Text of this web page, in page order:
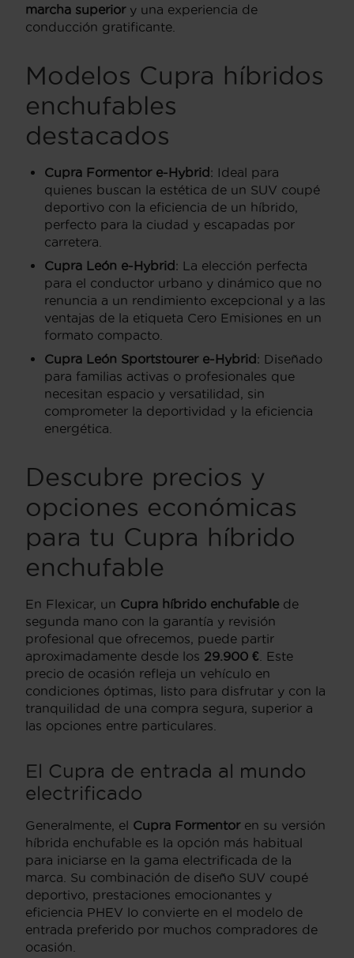
marcha superiory una experiencia de
conducción gratificante.
Modelos Cupra híbridos
enchufables
destacados
Cupra Formentor e-Hybrid : Ideal para
quienes buscan la estética de un SUV coupé
deportivo con la eficiencia de un híbrido,
perfecto para la ciudad y escapadas por
carretera.
Cupra León e-Hybrid : La elección perfecta
para el conductor urbano y dinámico que no
renuncia a un rendimiento excepcional y a las
ventajas de la etiqueta Cero Emisiones en un
formato compacto.
Cupra León Sportstourer e-Hybrid : Diseñado
para familias activas o profesionales que
necesitan espacio y versatilidad, sin
comprometer la deportividad y la eficiencia
energética.
Descubre precios y
opciones económicas
para tu Cupra híbrido
enchufable
En Flexicar, un Cupra híbrido enchufable de
segunda mano con la garantía y revisión
profesional que ofrecemos, puede partir
aproximadamente desde los 29.900 € . Este
precio de ocasión refleja un vehículo en
condiciones óptimas, listo para disfrutar y con la
tranquilidad de una compra segura, superior a
las opciones entre particulares.
El Cupra de entrada al mundo
electrificado
Generalmente, el Cupra Formentoren su versión
híbrida enchufable es la opción más habitual
para iniciarse en la gama electrificada de la
marca. Su combinación de diseño SUV coupé
deportivo, prestaciones emocionantes y
eficiencia PHEV lo convierte en el modelo de
entrada preferido por muchos compradores de
ocasión.